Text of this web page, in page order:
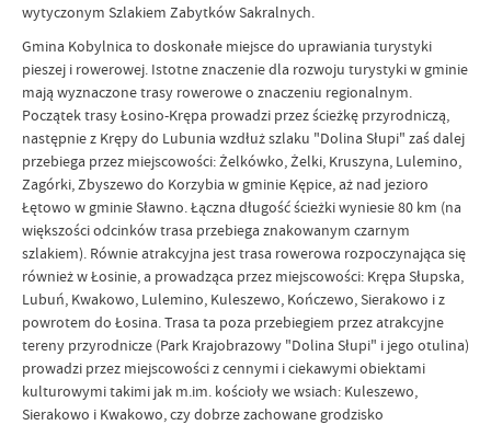
wytyczonym Szlakiem Zabytków Sakralnych.
Gmina Kobylnica to doskonałe miejsce do uprawiania turystyki
pieszej i rowerowej. Istotne znaczenie dla rozwoju turystyki w gminie
mają wyznaczone trasy rowerowe o znaczeniu regionalnym.
Początek trasy Łosino-Krępa prowadzi przez ścieżkę przyrodniczą,
następnie z Krępy do Lubunia wzdłuż szlaku "Dolina Słupi" zaś dalej
przebiega przez miejscowości: Żelkówko, Żelki, Kruszyna, Lulemino,
Zagórki, Zbyszewo do Korzybia w gminie Kępice, aż nad jezioro
Łętowo w gminie Sławno. Łączna długość ścieżki wyniesie 80 km (na
większości odcinków trasa przebiega znakowanym czarnym
szlakiem). Równie atrakcyjna jest trasa rowerowa rozpoczynająca się
również w Łosinie, a prowadząca przez miejscowości: Krępa Słupska,
Lubuń, Kwakowo, Lulemino, Kuleszewo, Kończewo, Sierakowo i z
powrotem do Łosina. Trasa ta poza przebiegiem przez atrakcyjne
tereny przyrodnicze (Park Krajobrazowy "Dolina Słupi" i jego otulina)
prowadzi przez miejscowości z cennymi i ciekawymi obiektami
kulturowymi takimi jak m.im. kościoły we wsiach: Kuleszewo,
Sierakowo i Kwakowo, czy dobrze zachowane grodzisko